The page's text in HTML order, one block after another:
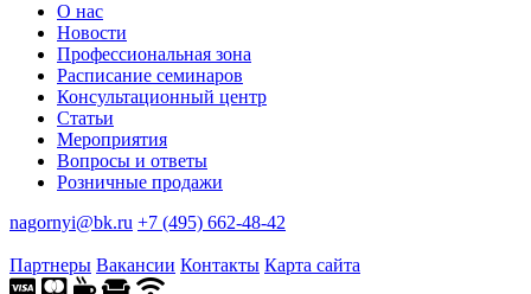
О нас
Новости
Профессиональная зона
Расписание семинаров
Консультационный центр
Статьи
Мероприятия
Вопросы и ответы
Розничные продажи
nagornyi@bk.ru +7 (495) 662-48-42
Партнеры Вакансии Контакты Карта сайта